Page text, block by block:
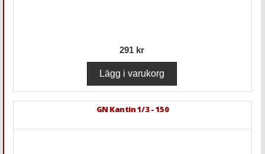
291 kr
GN Kantin 1/3 - 150